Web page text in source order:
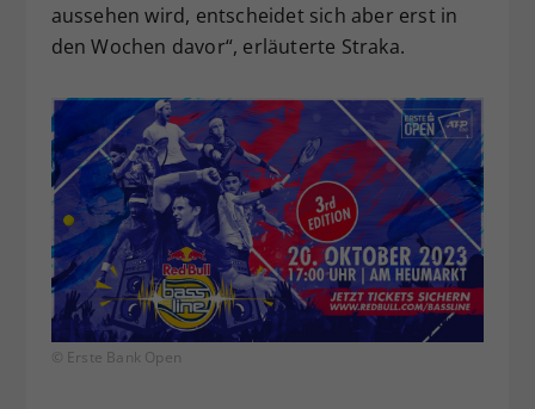
aussehen wird, entscheidet sich aber erst in
den Wochen davor“, erläuterte Straka.
© Erste Bank Open